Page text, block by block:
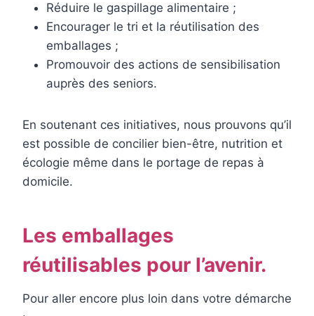
Réduire le gaspillage alimentaire ;
Encourager le tri et la réutilisation des
emballages ;
Promouvoir des actions de sensibilisation
auprès des seniors.
En soutenant ces initiatives, nous prouvons qu’il
est possible de concilier bien-être, nutrition et
écologie même dans le portage de repas à
domicile.
Les emballages
réutilisables pour l’avenir.
Pour aller encore plus loin dans votre démarche